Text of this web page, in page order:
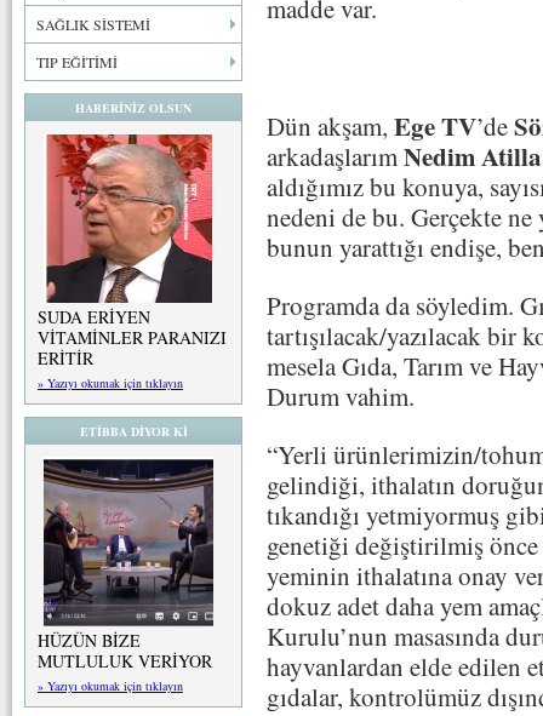
SAĞLIK SİSTEMİ
TIP EĞİTİMİ
HABERİNİZ OLSUN
SUDA ERİYEN
VİTAMİNLER PARANIZI
ERİTİR
» Yazıyı okumak için tıklayın
ETİBBA DİYOR Kİ
HÜZÜN BİZE
MUTLULUK VERİYOR
» Yazıyı okumak için tıklayın
madde var.
Dün akşam, Ege TV’de
arkadaşlarım Nedim Atilla
aldığımız bu konuya,
nedeni de bu. Gerçekte
bunun yarattığı endişe,
Programda da söyledim.
tartışılacak/yazılacak bir
mesela Gıda, Tarım ve
Durum vahim.
“Yerli ürünlerimizin/
gelindiği, ithalatın
tıkandığı yetmiyormuş
genetiği değiştirilmiş önce
yeminin ithalatına onay
dokuz adet daha yem
Kurulu’nun masasında
hayvanlardan elde edilen
gıdalar, kontrolümüz